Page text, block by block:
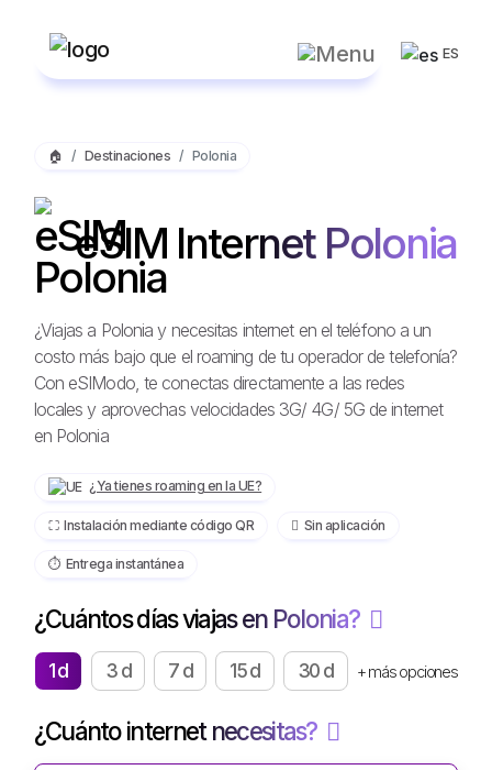
ES
🏠 Destinaciones Polonia
eSIM Internet Polonia
¿Viajas a Polonia y necesitas internet en el teléfono a un
costo más bajo que el roaming de tu operador de telefonía?
Con eSIModo, te conectas directamente a las redes
locales y aprovechas velocidades 3G/ 4G/ 5G de internet
en Polonia
¿Ya tienes roaming en la UE?
⛶️️ Instalación mediante código QR ️ Sin aplicación
⏱️️ Entrega instantánea
¿Cuántos días viajas en Polonia?
1 d 3 d 7 d 15 d 30 d + más opciones
¿Cuánto internet necesitas?